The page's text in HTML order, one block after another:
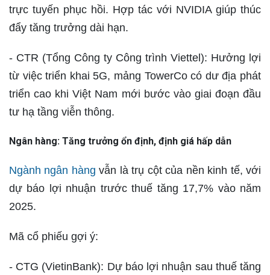
trực tuyến phục hồi. Hợp tác với NVIDIA giúp thúc
đẩy tăng trưởng dài hạn.
- CTR (Tổng Công ty Công trình Viettel): Hưởng lợi
từ việc triển khai 5G, mảng TowerCo có dư địa phát
triển cao khi Việt Nam mới bước vào giai đoạn đầu
tư hạ tầng viễn thông.
Ngân hàng: Tăng trưởng ổn định, định giá hấp dẫn
Ngành ngân hàng vẫn là trụ cột của nền kinh tế, với
dự báo lợi nhuận trước thuế tăng 17,7% vào năm
2025.
Mã cổ phiếu gợi ý:
- CTG (VietinBank): Dự báo lợi nhuận sau thuế tăng